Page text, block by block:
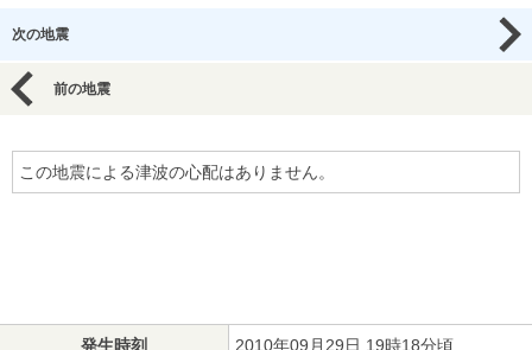
次の地震
前の地震
この地震による津波の心配はありません。
発生時刻 2010年09月29日 19時18分頃